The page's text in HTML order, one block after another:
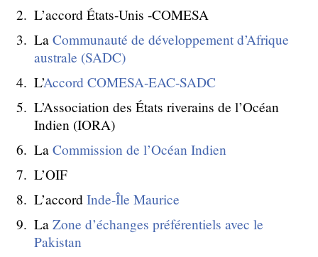
L’accord États-Unis -COMESA
La Communauté de développement d’Afrique
australe (SADC)
L’Accord COMESA-EAC-SADC
L’Association des États riverains de l’Océan
Indien (IORA)
La Commission de l’Océan Indien
L’OIF
L’accord Inde-Île Maurice
La Zone d’échanges préférentiels avec le
Pakistan